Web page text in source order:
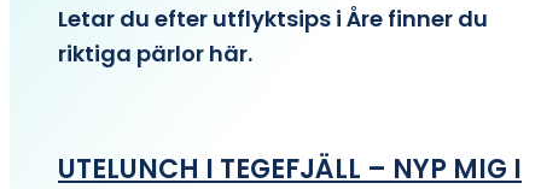
Letar du efter utflyktsips i Åre finner du
riktiga pärlor här.
UTELUNCH I TEGEFJÄLL – NYP MIG I